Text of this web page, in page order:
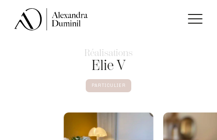
Réalisations
Elie V
PARTICULIER